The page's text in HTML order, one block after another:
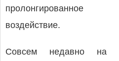
пролонгированное
воздействие.
Совсем недавно на